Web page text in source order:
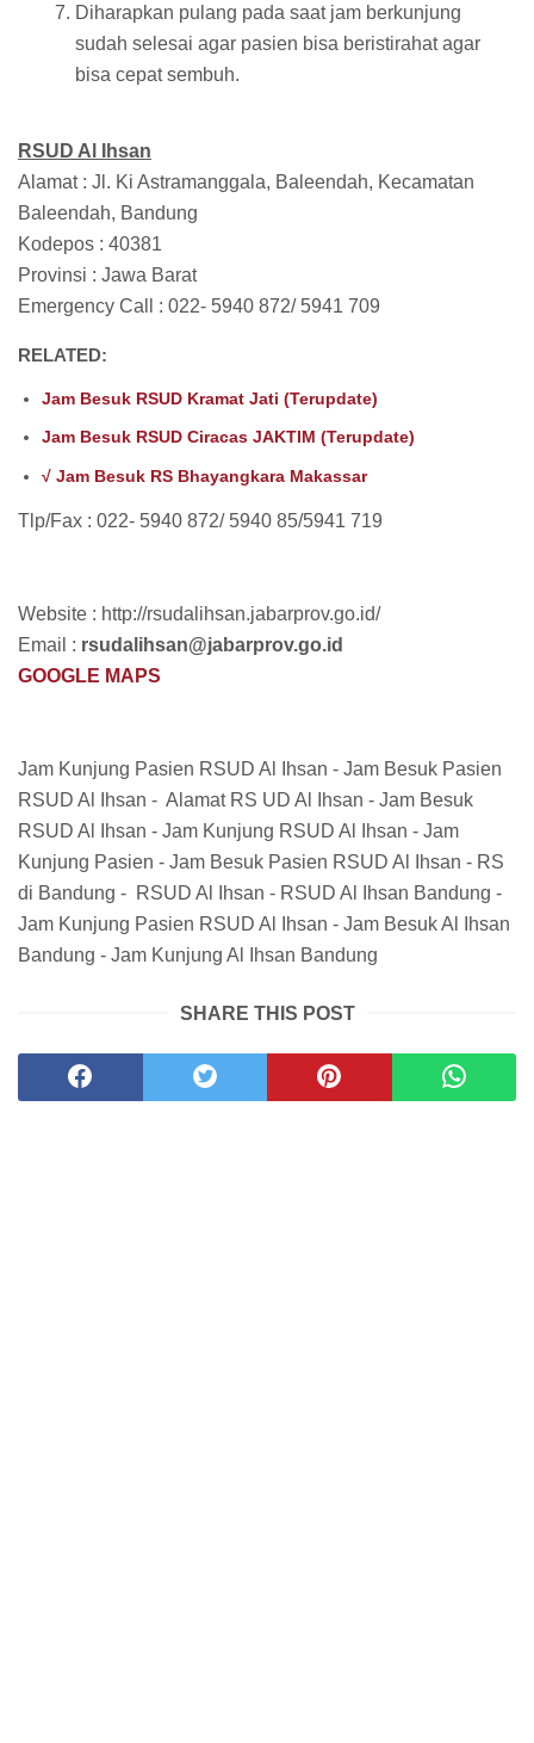
Diharapkan pulang pada saat jam berkunjung
sudah selesai agar pasien bisa beristirahat agar
bisa cepat sembuh.
RSUD Al Ihsan
Alamat : Jl. Ki Astramanggala, Baleendah, Kecamatan
Baleendah, Bandung
Kodepos : 40381
Provinsi : Jawa Barat
Emergency Call : 022- 5940 872/ 5941 709
RELATED:
Jam Besuk RSUD Kramat Jati (Terupdate)
Jam Besuk RSUD Ciracas JAKTIM (Terupdate)
√ Jam Besuk RS Bhayangkara Makassar
Tlp/Fax : 022- 5940 872/ 5940 85/5941 719
Website : http://rsudalihsan.jabarprov.go.id/
Email : rsudalihsan@jabarprov.go.id
GOOGLE MAPS
Jam Kunjung Pasien RSUD Al Ihsan - Jam Besuk Pasien
RSUD Al Ihsan - Alamat RS UD Al Ihsan - Jam Besuk
RSUD Al Ihsan - Jam Kunjung RSUD Al Ihsan - Jam
Kunjung Pasien - Jam Besuk Pasien RSUD Al Ihsan - RS
di Bandung - RSUD Al Ihsan - RSUD Al Ihsan Bandung -
Jam Kunjung Pasien RSUD Al Ihsan - Jam Besuk Al Ihsan
Bandung - Jam Kunjung Al Ihsan Bandung
SHARE THIS POST